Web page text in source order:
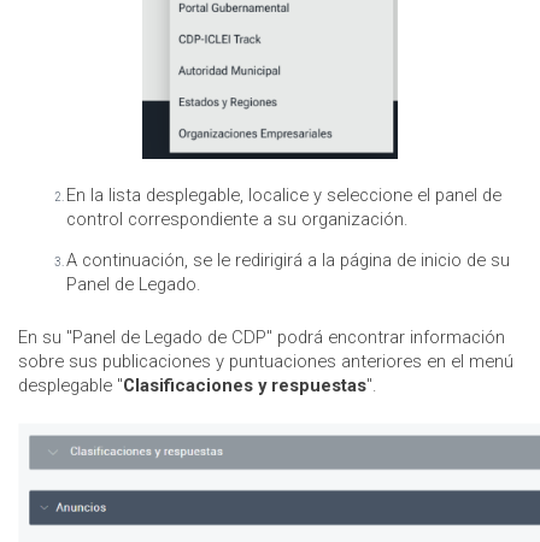
En la lista desplegable, localice y seleccione el panel de
control correspondiente a su organización.
A continuación, se le redirigirá a la página de inicio de su
Panel de Legado.
En su "Panel de Legado de CDP" podrá encontrar información
sobre sus publicaciones y puntuaciones anteriores en el menú
desplegable "Clasificaciones y respuestas".